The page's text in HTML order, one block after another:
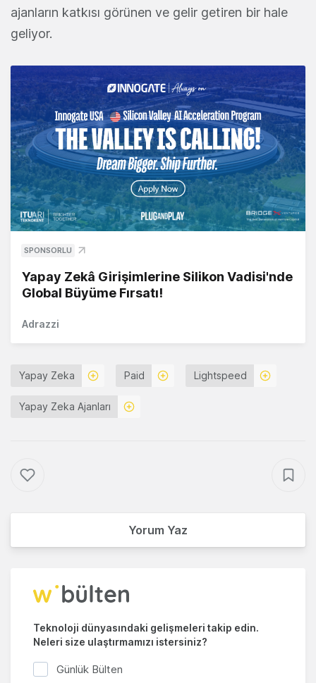
ajanların katkısı görünen ve gelir getiren bir hale
geliyor.
SPONSORLU
Yapay Zekâ Girişimlerine Silikon Vadisi'nde
Global Büyüme Fırsatı!
Adrazzi
Yapay Zeka Paid Lightspeed
Yapay Zeka Ajanları
Yorum Yaz
Teknoloji dünyasındaki gelişmeleri takip edin.
Neleri size ulaştırmamızı istersiniz?
Günlük Bülten